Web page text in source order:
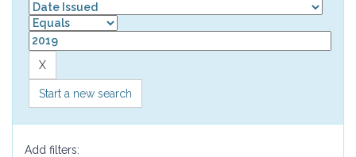
Start a new search
Add filters: